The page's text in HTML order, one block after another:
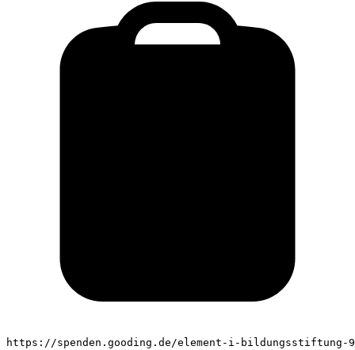
https://spenden.gooding.de/element-i-bildungsstiftung-